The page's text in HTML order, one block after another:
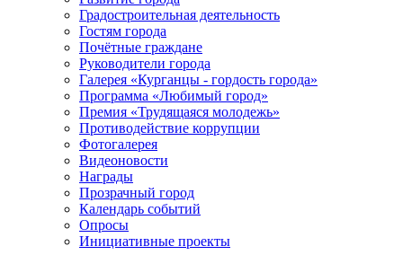
Градостроительная деятельность
Гостям города
Почётные граждане
Руководители города
Галерея «Курганцы - гордость города»
Программа «Любимый город»
Премия «Трудящаяся молодежь»
Противодействие коррупции
Фотогалерея
Видеоновости
Награды
Прозрачный город
Календарь событий
Опросы
Инициативные проекты